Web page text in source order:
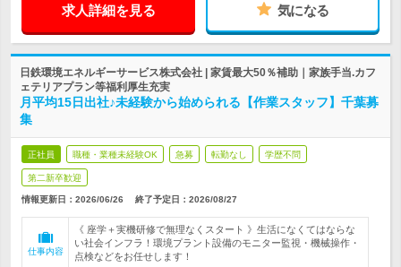
求人詳細を見る 気になる
日鉄環境エネルギーサービス株式会社 | 家賃最大50％補助｜家族手当.カフ
ェテリアプラン等福利厚生充実
月平均15日出社♪未経験から始められる【作業スタッフ】千葉募
集
正社員 職種・業種未経験OK 急募 転勤なし 学歴不問
第二新卒歓迎
情報更新日：2026/06/26 終了予定日： 2026/08/27
仕事内容
《 座学＋実機研修で無理なくスタート 》生活になくてはならな
い社会インフラ！環境プラント設備のモニター監視・機械操作・
点検などをお任せします！